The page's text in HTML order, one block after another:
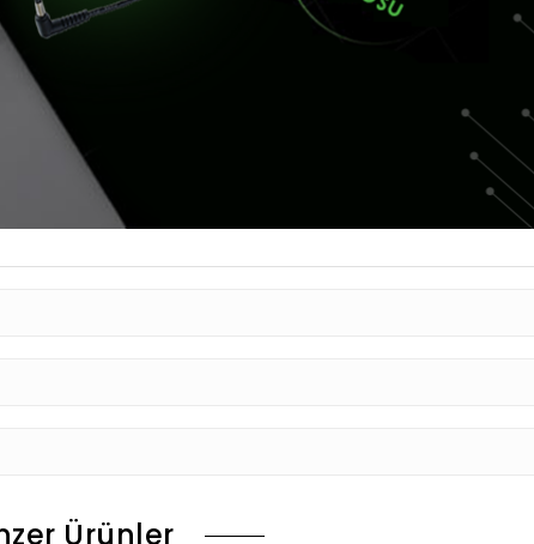
Ürünler